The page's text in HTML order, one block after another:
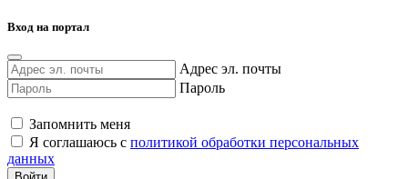
Вход на портал
Адрес эл. почты
Пароль
Запомнить меня
Я соглашаюсь с политикой обработки персональных
данных